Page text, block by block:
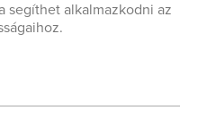
segíthet alkalmazkodni az